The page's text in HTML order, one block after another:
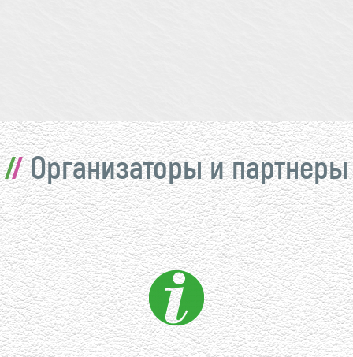
Организаторы и партнеры